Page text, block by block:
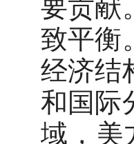
要贡献
致平衡
经济结
和国际
域，美